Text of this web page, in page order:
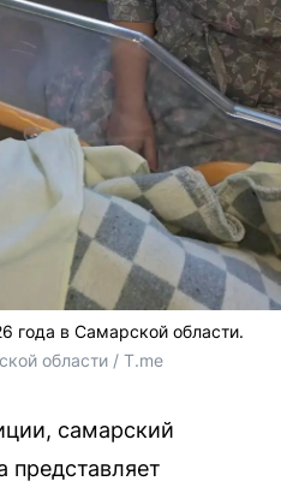
года в Самарской области.
области / T.me
самарский
представляет